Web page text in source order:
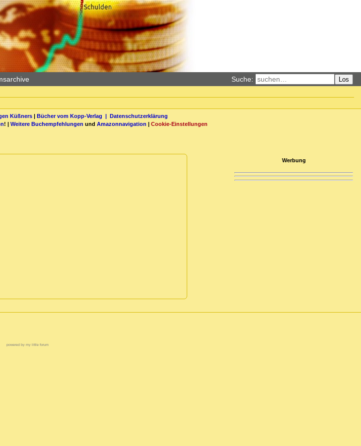
Suche: Los
Küßners| Bücher vom Kopp-Verlag | Datenschutzerklärung
! | Weitere Buchempfehlungen und Amazonnavigation | Cookie-Einstellungen
Werbung
powered by my little forum